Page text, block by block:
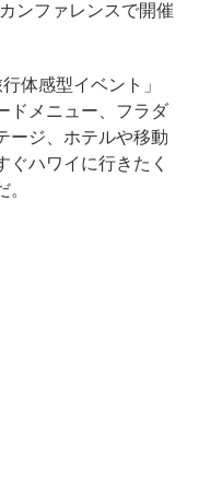
ンファレンスで開催
体感型イベント」
ドメニュー、フラダ
ージ、ホテルや移動
ぐハワイに行きたく